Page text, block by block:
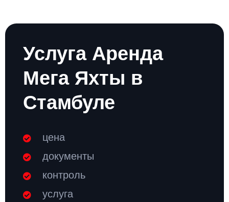
Услуга Аренда
Мега Яхты в
Стамбуле
цена
документы
контроль
услуга